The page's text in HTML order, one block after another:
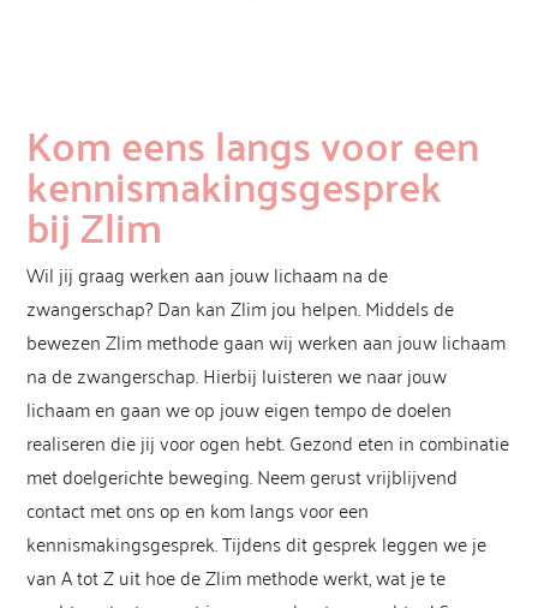
Kom eens langs voor een
kennismakingsgesprek
bijZlim
Wil jij graag werken aan jouw lichaam na de
zwangerschap? Dan kanZlimjou helpen. Middels de
bewezenZlimmethode gaan wijwerken aan jouw lichaam
na de zwangerschap. Hierbij luisteren we naar jouw
lichaam engaan we op jouw eigen tempo de doelen
realiseren die jij voor ogen hebt. Gezond eten in combinatie
met doelgerichte beweging.Neem gerust vrijblijvend
contact met ons op en kom langs voor een
kennismakingsgesprek. Tijdens dit gesprek leggen we je
van A tot Z uit hoe deZlimmethode werkt, wat je te